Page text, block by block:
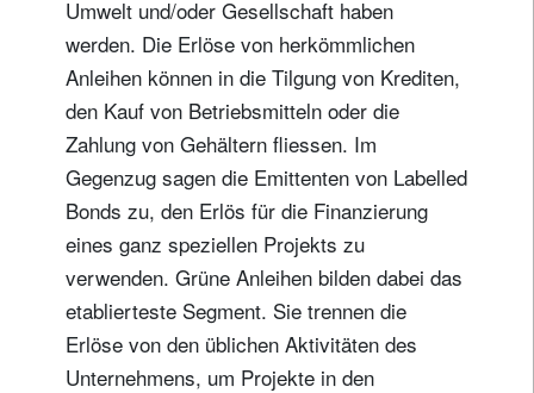
Umwelt und/oder Gesellschaft haben
werden. Die Erlöse von herkömmlichen
Anleihen können in die Tilgung von Krediten,
den Kauf von Betriebsmitteln oder die
Zahlung von Gehältern fliessen. Im
Gegenzug sagen die Emittenten von Labelled
Bonds zu, den Erlös für die Finanzierung
eines ganz speziellen Projekts zu
verwenden. Grüne Anleihen bilden dabei das
etablierteste Segment. Sie trennen die
Erlöse von den üblichen Aktivitäten des
Unternehmens, um Projekte in den